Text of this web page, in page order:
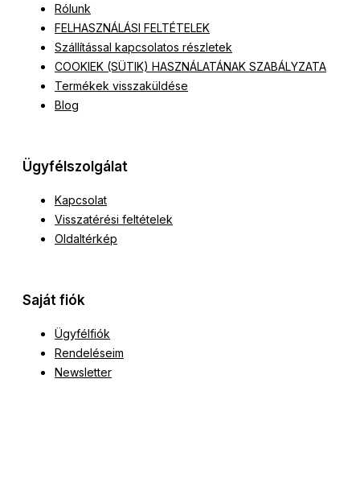
Rólunk
FELHASZNÁLÁSI FELTÉTELEK
Szállítással kapcsolatos részletek
COOKIEK (SÜTIK) HASZNÁLATÁNAK SZABÁLYZATA
Termékek visszaküldése
Blog
Ügyfélszolgálat
Kapcsolat
Visszatérési feltételek
Oldaltérkép
Saját fiók
Ügyfélfiók
Rendeléseim
Newsletter